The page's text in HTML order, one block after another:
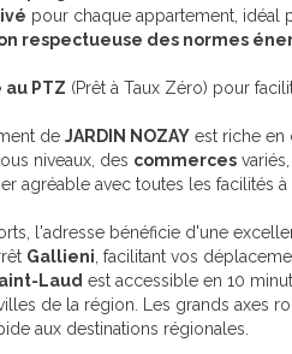
pour chaque appartement, idéal
respectueuse des normes
PTZ (Prêt à Taux Zéro) pour
de JARDIN NOZAY est riche en
niveaux, des commerces
agréable avec toutes les facilités à
l'adresse bénéficie d'une
Gallieni , facilitant vos
Laud est accessible en 10
de la région. Les grands axes
aux destinations régionales.